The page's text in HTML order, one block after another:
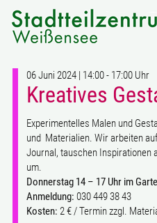
06 Juni 2024 | 14:00 - 17:00 Uhr
Kreatives
Experimentelles Malen und
und Materialien. Wir arbeiten
Journal, tauschen Inspirationen
um.
Donnerstag 14 – 17 Uhr im
Anmeldung: 030 449 38 43
Kosten: 2 € / Termin zzgl.